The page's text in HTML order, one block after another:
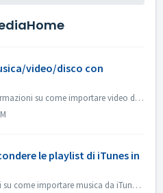
video/disco con
Nota: Troverai ulteriori informazioni su come importare video da una videocamera a un PC al seguente link: Importare video da una videocamera Clicca sul se...
le playlist di iTunes in
Nota: Ulteriori informazioni su come importare musica da iTunes sono disponibili al seguente link: Importare musica da iTunes Andate su MediaHome Options\...